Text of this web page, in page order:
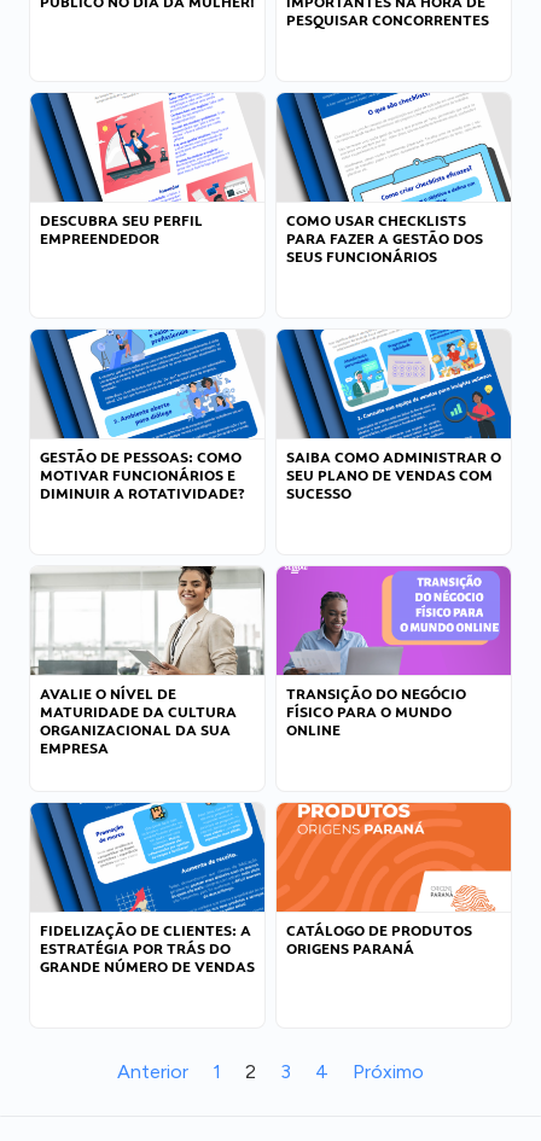
PESQUISAR CONCORRENTES
DESCUBRA SEU PERFIL
EMPREENDEDOR
COMO USAR CHECKLISTS
PARA FAZER A GESTÃO DOS
SEUS FUNCIONÁRIOS
GESTÃO DE PESSOAS: COMO
MOTIVAR FUNCIONÁRIOS E
DIMINUIR A ROTATIVIDADE?
SAIBA COMO ADMINISTRAR O
SEU PLANO DE VENDAS COM
SUCESSO
AVALIE O NÍVEL DE
MATURIDADE DA CULTURA
ORGANIZACIONAL DA SUA
EMPRESA
TRANSIÇÃO DO NEGÓCIO
FÍSICO PARA O MUNDO
ONLINE
FIDELIZAÇÃO DE CLIENTES: A
ESTRATÉGIA POR TRÁS DO
GRANDE NÚMERO DE VENDAS
CATÁLOGO DE PRODUTOS
ORIGENS PARANÁ
Anterior 1 2 3 4 Próximo